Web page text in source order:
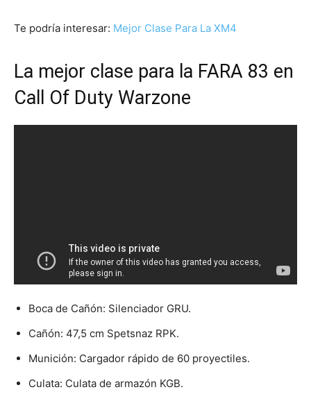
Te podría interesar: Mejor Clase Para La XM4
La mejor clase para la FARA 83 en
Call Of Duty Warzone
Boca de Cañón: Silenciador GRU.
Cañón: 47,5 cm Spetsnaz RPK.
Munición: Cargador rápido de 60 proyectiles.
Culata: Culata de armazón KGB.